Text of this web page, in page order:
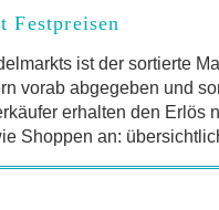
Festpreisen
ist der sortierte
vorab abgegeben und
erhalten den
Shoppen an: